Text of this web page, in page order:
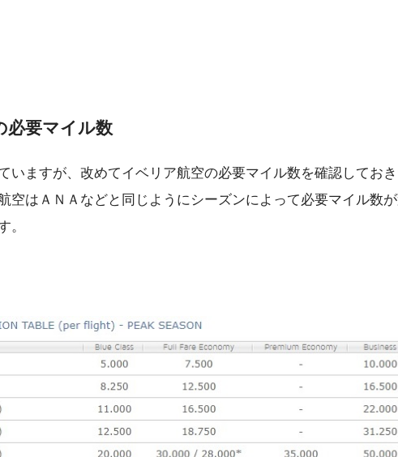
必要マイル数
いますが、改めてイベリア航空の必要マイル数を確認してお
空はＡＮＡなどと同じようにシーズンによって必要マイル数
。